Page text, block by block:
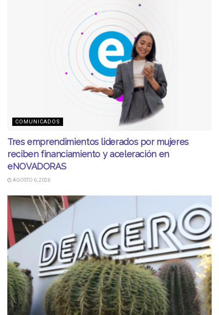
COMUNICADOS
Tres emprendimientos liderados por mujeres
reciben financiamiento y aceleración en
eNOVADORAS
AGOSTO 6, 2026